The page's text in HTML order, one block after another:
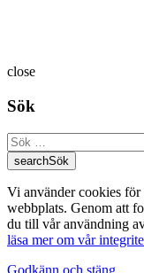
close
Sök
Sök
searchSök
Vi använder cookies
webbplats. Genom att
du till vår användning
läsa mer om vår
Godkänn och stäng